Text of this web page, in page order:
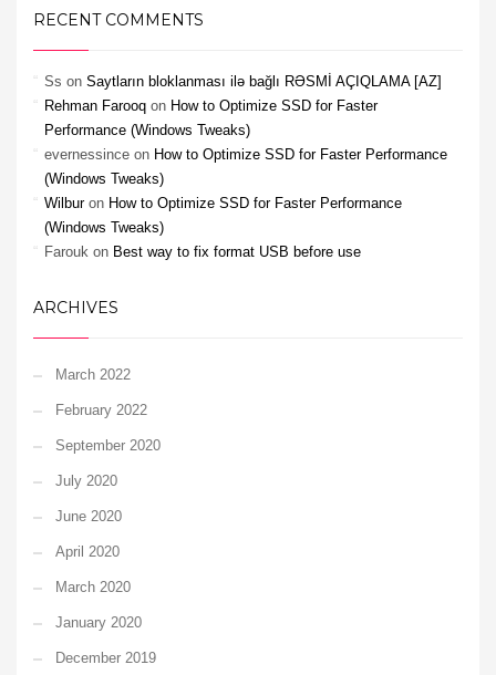
RECENT COMMENTS
Ss on Saytların bloklanması ilə bağlı RƏSMİ AÇIQLAMA [AZ]
Rehman Farooq on How to Optimize SSD for Faster
Performance (Windows Tweaks)
evernessince on How to Optimize SSD for Faster Performance
(Windows Tweaks)
Wilburon How to Optimize SSD for Faster Performance
(Windows Tweaks)
Farouk on Best way to fix format USB before use
ARCHIVES
March 2022
February 2022
September 2020
July 2020
June 2020
April 2020
March 2020
January 2020
December 2019